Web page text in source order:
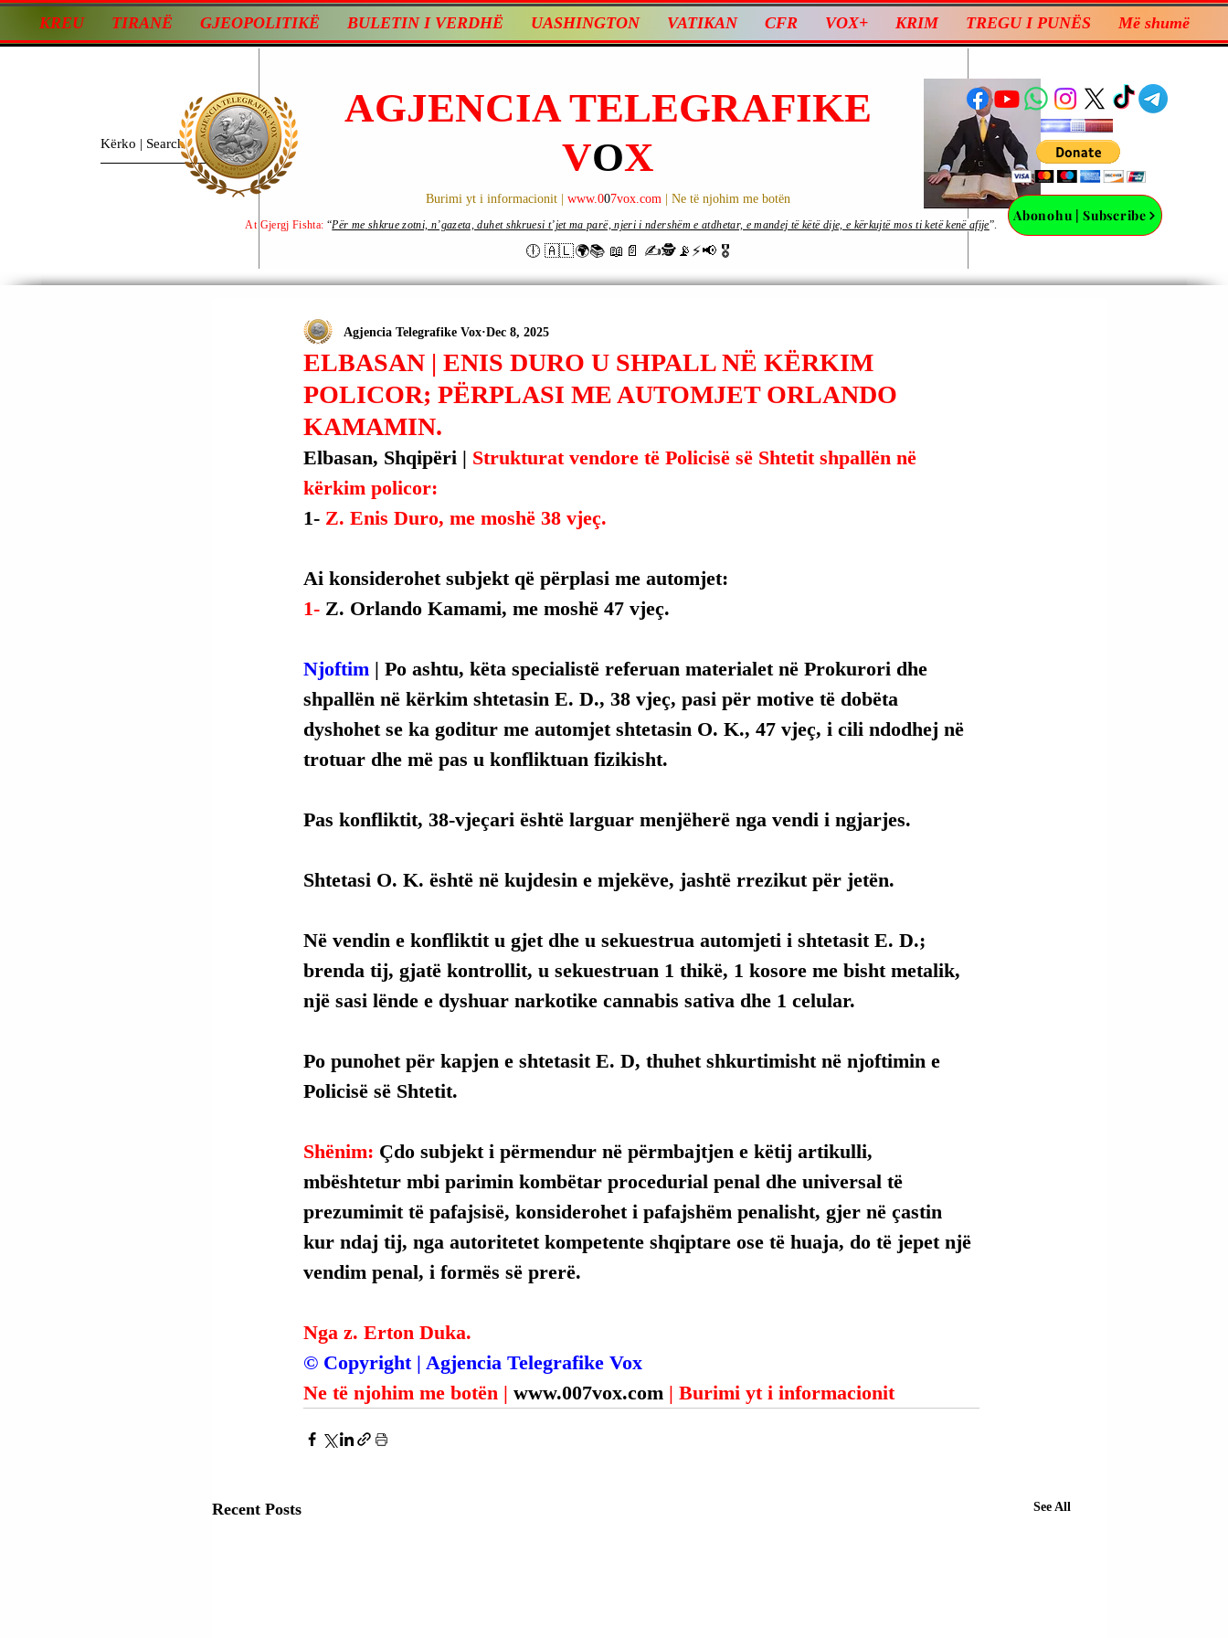
KREU TIRANË GJEOPOLITIKË BULETIN I VERDHË UASHINGTON VATIKAN CFR VOX+ KRIM TREGU I PUNËS Më shumë
AGJENCIA TELEGRAFIKE
VOX
Burimi yt i informacionit | www.007vox.com | Ne të njohim me botën
🕕 🇦🇱🌍📚 📖📄 ✍🕵️📡⚡️📢 🎖
Abonohu | Subscribe
At Gjergj Fishta: “Për me shkrue zotni, n’gazeta, duhet shkruesi t’jet ma parë, njeri i ndershëm e atdhetar, e mandej të këtë dije, e kërkujtë mos ti ketë kenë afije”.
ELBASAN | ENIS DURO U SHPALL NË KËRKIM
POLICOR; PËRPLASI ME AUTOMJET ORLANDO
KAMAMIN.
Agjencia Telegrafike Vox Dec 8, 2025
Elbasan, Shqipëri | Strukturat vendore të Policisë së Shtetit shpallën në
kërkim policor:
1- Z. Enis Duro, me moshë 38 vjeç.
Ai konsiderohet subjekt që përplasi me automjet:
1- Z. Orlando Kamami, me moshë 47 vjeç.
Njoftim | Po ashtu, këta specialistë referuan materialet në Prokurori dhe
shpallën në kërkim shtetasin E. D., 38 vjeç, pasi për motive të dobëta
dyshohet se ka goditur me automjet shtetasin O. K., 47 vjeç, i cili ndodhej në
trotuar dhe më pas u konfliktuan fizikisht.
Pas konfliktit, 38-vjeçari është larguar menjëherë nga vendi i ngjarjes.
Shtetasi O. K. është në kujdesin e mjekëve, jashtë rrezikut për jetën.
Në vendin e konfliktit u gjet dhe u sekuestrua automjeti i shtetasit E. D.;
brenda tij, gjatë kontrollit, u sekuestruan 1 thikë, 1 kosore me bisht metalik,
një sasi lënde e dyshuar narkotike cannabis sativa dhe 1 celular.
Po punohet për kapjen e shtetasit E. D, thuhet shkurtimisht në njoftimin e
Policisë së Shtetit.
Shënim: Çdo subjekt i përmendur në përmbajtjen e këtij artikulli,
mbështetur mbi parimin kombëtar procedurial penal dhe universal të
prezumimit të pafajsisë, konsiderohet i pafajshëm penalisht, gjer në çastin
kur ndaj tij, nga autoritetet kompetente shqiptare ose të huaja, do të jepet një
vendim penal, i formës së prerë.
Nga z. Erton Duka.
© Copyright | Agjencia Telegrafike Vox
Ne të njohim me botën | www.007vox.com | Burimi yt i informacionit
Recent Posts See All